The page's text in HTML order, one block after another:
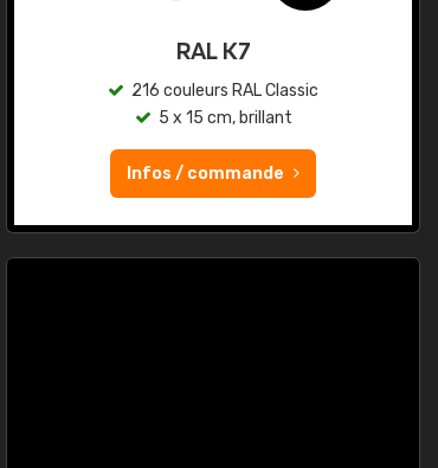
RAL K7
216 couleurs RAL Classic
5 x 15 cm, brillant
Infos / commande